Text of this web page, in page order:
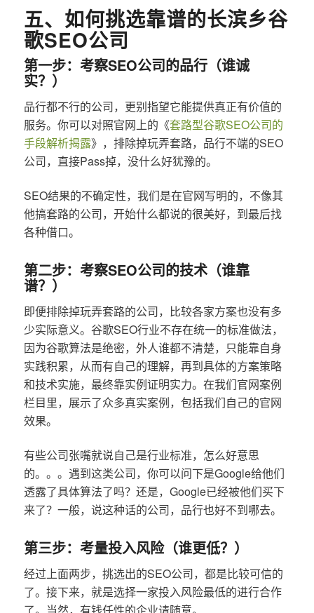
五、如何挑选靠谱的长滨乡谷
歌SEO公司
第一步：考察SEO公司的品行（谁诚
实？）
品行都不行的公司，更别指望它能提供真正有价值的
服务。你可以对照官网上的《套路型谷歌SEO公司的
手段解析揭露》，排除掉玩弄套路，品行不端的SEO
公司，直接Pass掉，没什么好犹豫的。
SEO结果的不确定性，我们是在官网写明的，不像其
他搞套路的公司，开始什么都说的很美好，到最后找
各种借口。
第二步：考察SEO公司的技术（谁靠
谱？）
即便排除掉玩弄套路的公司，比较各家方案也没有多
少实际意义。谷歌SEO行业不存在统一的标准做法，
因为谷歌算法是绝密，外人谁都不清楚，只能靠自身
实践积累，从而有自己的理解，再到具体的方案策略
和技术实施，最终靠实例证明实力。在我们官网案例
栏目里，展示了众多真实案例，包括我们自己的官网
效果。
有些公司张嘴就说自己是行业标准，怎么好意思
的。。。遇到这类公司，你可以问下是Google给他们
透露了具体算法了吗？还是，Google已经被他们买下
来了？一般，说这种话的公司，品行也好不到哪去。
第三步：考量投入风险（谁更低？）
经过上面两步，挑选出的SEO公司，都是比较可信的
了。接下来，就是选择一家投入风险最低的进行合作